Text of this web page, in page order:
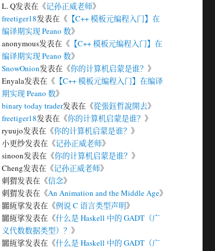
L. Q发表在《记孙正威老师》
freetiger18发表在《 【C++ 模板元编程入门】在
编译期实现 Peano 数》
anonymous发表在《 【C++ 模板元编程入门】在
编译期实现 Peano 数》
SnowOnion发表在《你的计算机启蒙是谁？》
Enyala发表在《 【C++ 模板元编程入门】在编译
期实现 Peano 数》
binary today trader发表在《從張鈺哲說開去》
freetiger18发表在《你的计算机启蒙是谁？》
ryuujo发表在《你的计算机启蒙是谁？》
小更纱发表在《记孙正威老师》
sinoon发表在《你的计算机启蒙是谁？》
Cheng发表在《记孙正威老师》
刺猬发表在《信念》
刺猬发表在《An Animation and the Middle Age》
嚻絚挲发表在《例说 C 语言类型声明》
嚻絚挲发表在《什么是 Haskell 中的 GADT（广
义代数数据类型）？》
嚻絚挲发表在《什么是 Haskell 中的 GADT（广